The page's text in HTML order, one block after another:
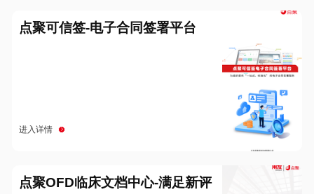
点聚可信签-电子合同签署平台
进入详情
点聚OFD临床文档中心-满足新评